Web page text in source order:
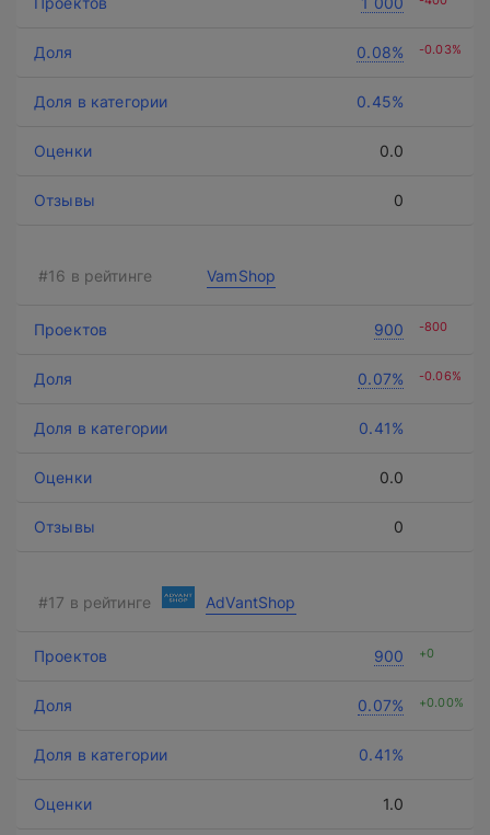
0.08% -0.03%
0.45%
0.0
0
VamShop
900 -800
0.07% -0.06%
0.41%
0.0
0
AdVantShop
900 +0
0.07% +0.00%
0.41%
1.0